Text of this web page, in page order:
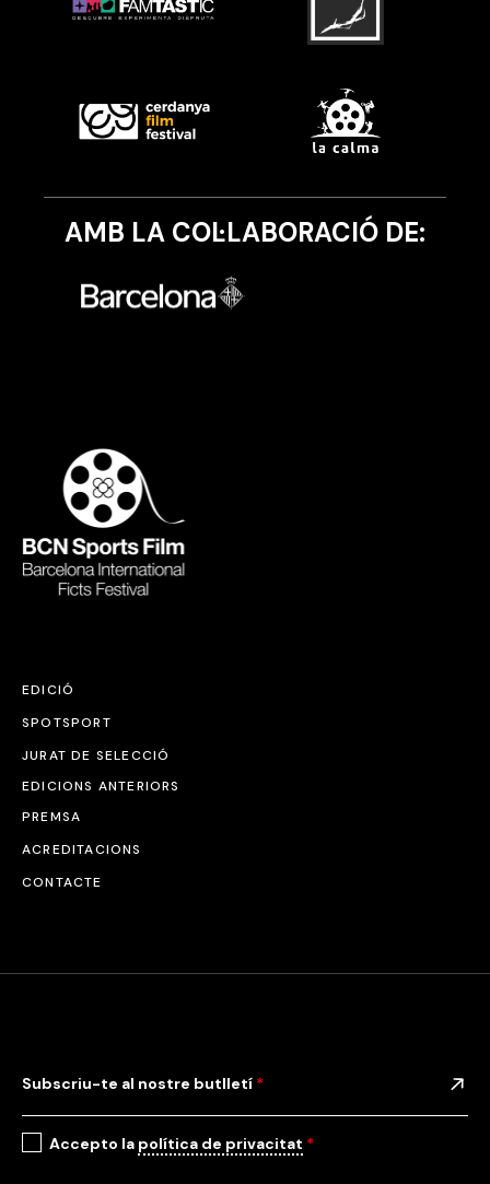
AMB LA COL·LABORACIÓ DE:
EDICIÓ
SPOTSPORT
JURAT DE SELECCIÓ
EDICIONS ANTERIORS
PREMSA
ACREDITACIONS
CONTACTE
Subscriu-te al nostre butlletí *
Accepto la política de privacitat *